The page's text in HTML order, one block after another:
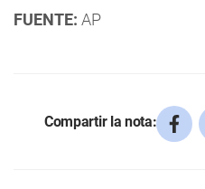
FUENTE: AP
Compartir la nota: